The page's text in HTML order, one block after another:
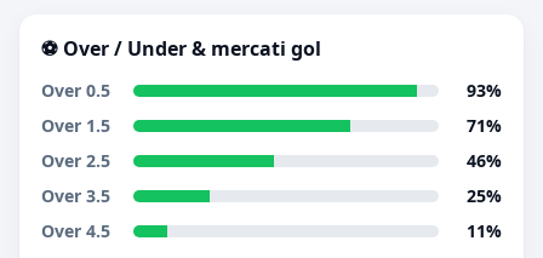
⚽ Over / Under & mercati gol
Over 0.5
93%
Over 1.5
71%
Over 2.5
46%
Over 3.5
25%
Over 4.5
11%